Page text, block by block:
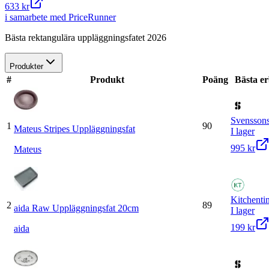
633 kr
i samarbete med PriceRunner
Bästa rektangulära uppläggningsfatet 2026
Produkter
# Produkt Poäng Bästa
1 Mateus Stripes Uppläggningsfat
Mateus
90
I lager
995 kr
2 aida Raw Uppläggningsfat 20cm
aida
89
I lager
199 kr